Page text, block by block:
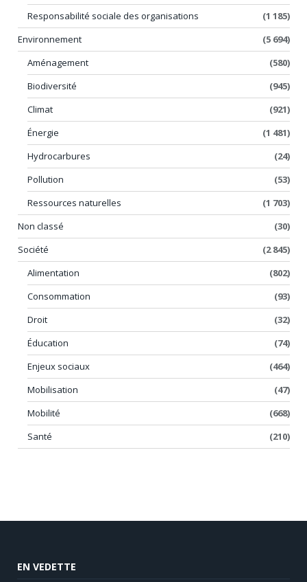
Responsabilité sociale des organisations
(1 185)
Environnement
(5 694)
Aménagement
(580)
Biodiversité
(945)
Climat
(921)
Énergie
(1 481)
Hydrocarbures
(24)
Pollution
(53)
Ressources naturelles
(1 703)
Non classé
(30)
Société
(2 845)
Alimentation
(802)
Consommation
(93)
Droit
(32)
Éducation
(74)
Enjeux sociaux
(464)
Mobilisation
(47)
Mobilité
(668)
Santé
(210)
EN VEDETTE